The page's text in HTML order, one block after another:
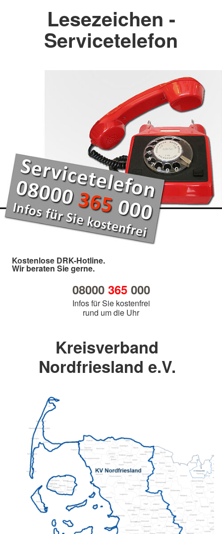
Lesezeichen -
Servicetelefon
Kostenlose DRK-Hotline.
Wir beraten Sie gerne.
08000 365000
Infos für Sie kostenfrei
rund um die Uhr
Kreisverband
Nordfriesland e.V.